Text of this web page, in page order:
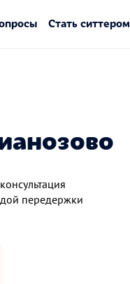
Стать ситтером
передержки